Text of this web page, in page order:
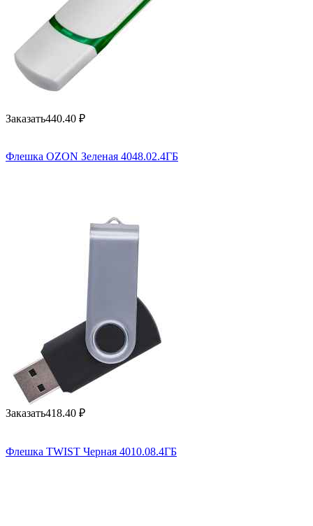
Заказать440.40 ₽
Флешка OZON Зеленая 4048.02.4ГБ
Заказать418.40 ₽
Флешка TWIST Черная 4010.08.4ГБ